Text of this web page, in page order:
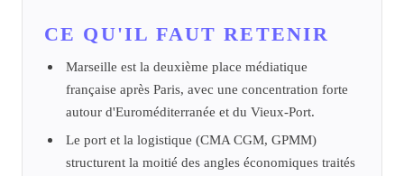
CE QU'IL FAUT RETENIR
Marseille est la deuxième place médiatique
française après Paris, avec une concentration forte
autour d'Euroméditerranée et du Vieux-Port.
Le port et la logistique (CMA CGM, GPMM)
structurent la moitié des angles économiques traités